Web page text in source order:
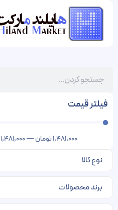
فیلتر قیمت
1,481,000تومان—
1,481,000